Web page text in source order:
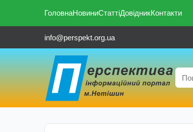
ГоловнаНовиниСтаттіДовідникКонтакти
info@perspekt.org.ua